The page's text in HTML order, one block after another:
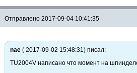
Отправлено 2017-09-04 10:41:35
nae ( 2017-09-02 15:48:31) писал:
TU2004V написано что момент на